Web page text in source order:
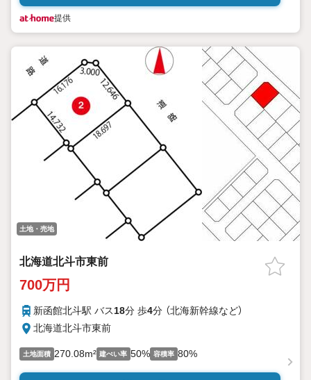
提供
土地・売地
北海道北斗市東前
700万円
新函館北斗駅 バス18分 歩4分 （北海新幹線など）
北海道北斗市東前
土地面積 270.08m² 建ぺい率 50% 容積率 80%